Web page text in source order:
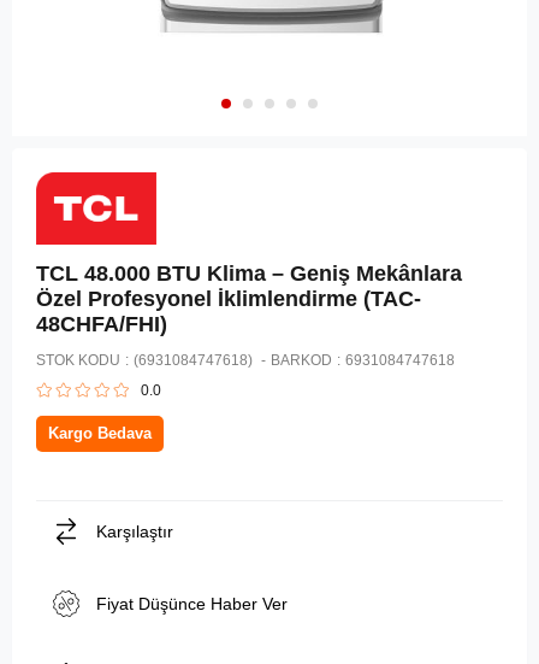
TCL 48.000 BTU Klima – Geniş Mekânlara
Özel Profesyonel İklimlendirme (TAC-
48CHFA/FHI)
STOK KODU (6931084747618) BARKOD : 6931084747618
0.0
Kargo Bedava
Karşılaştır
Fiyat Düşünce Haber Ver